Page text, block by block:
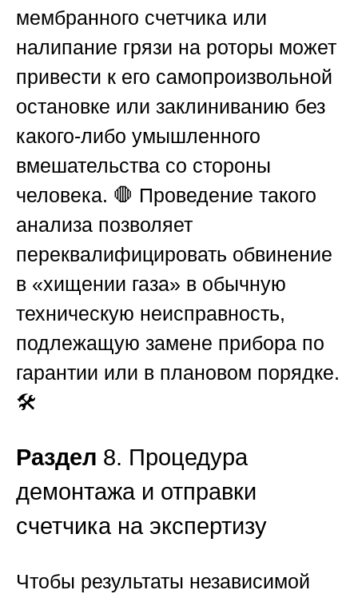
мембранного счетчика или
налипание грязи на роторы может
привести к его самопроизвольной
остановке или заклиниванию без
какого-либо умышленного
вмешательства со стороны
человека. 🛑 Проведение такого
анализа позволяет
переквалифицировать обвинение
в «хищении газа» в обычную
техническую неисправность,
подлежащую замене прибора по
гарантии или в плановом порядке.
🛠️
Раздел 8. Процедура
демонтажа и отправки
счетчика на экспертизу
Чтобы результаты независимой